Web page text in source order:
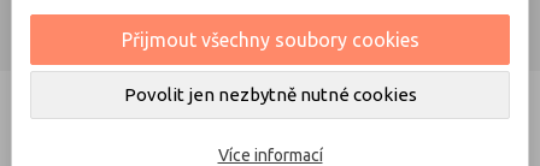
Přijmout všechny soubory cookies
Povolit jen nezbytně nutné cookies
Více informací